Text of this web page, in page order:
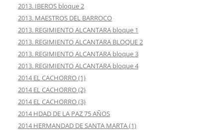
2013. IBEROS bloque 2
2013. MAESTROS DEL BARROCO
2013. REGIMIENTO ALCANTARA bloque 1
2013. REGIMIENTO ALCANTARA BLOQUE 2
2013. REGIMIENTO ALCANTARA bloque 3
2013. REGIMIENTO ALCANTARA bloque 4
2014 EL CACHORRO (1)
2014 EL CACHORRO (2)
2014 EL CACHORRO (3)
2014 HDAD DE LA PAZ 75 AÑOS
2014 HERMANDAD DE SANTA MARTA (1)